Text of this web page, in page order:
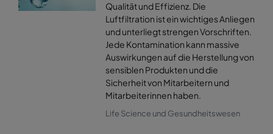
Qualität und Effizienz. Die
Luftfiltration ist ein wichtiges Anliegen
und unterliegt strengen Vorschriften.
Jede Kontamination kann massive
Auswirkungen auf die Herstellung von
sensiblen Produkten und die
Sicherheit von Mitarbeitern und
Mitarbeiterinnen haben.
Life Science und Gesundheitswesen